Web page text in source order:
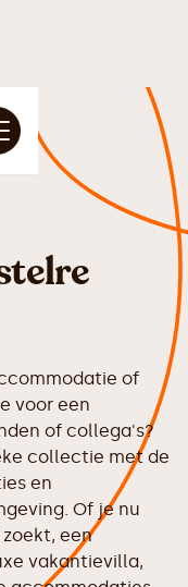
of
voor een
of collega's?
collectie met de
en
Of je nu
een
vakantievilla,